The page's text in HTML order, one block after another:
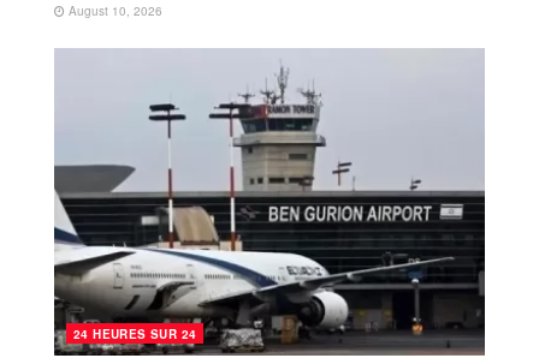
August 10, 2026
24 HEURES SUR 24